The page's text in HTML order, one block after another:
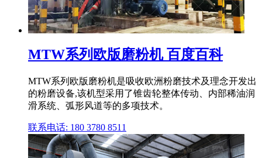
MTW系列欧版磨粉机 百度百科
MTW系列欧版磨粉机是吸收欧洲粉磨技术及理念开发出
的粉磨设备,该机型采用了锥齿轮整体传动、内部稀油润
滑系统、弧形风道等的多项技术。
联系电话: 180 3780 8511